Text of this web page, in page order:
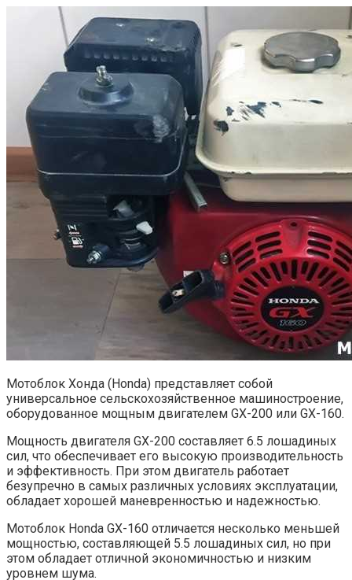
Мотоблок Хонда (Honda) представляет собой
универсальное сельскохозяйственное машиностроение,
оборудованное мощным двигателем GX-200 или GX-160.
Мощность двигателя GX-200 составляет 6.5 лошадиных
сил, что обеспечивает его высокую производительность
и эффективность. При этом двигатель работает
безупречно в самых различных условиях эксплуатации,
обладает хорошей маневренностью и надежностью.
Мотоблок Honda GX-160 отличается несколько меньшей
мощностью, составляющей 5.5 лошадиных сил, но при
этом обладает отличной экономичностью и низким
уровнем шума.